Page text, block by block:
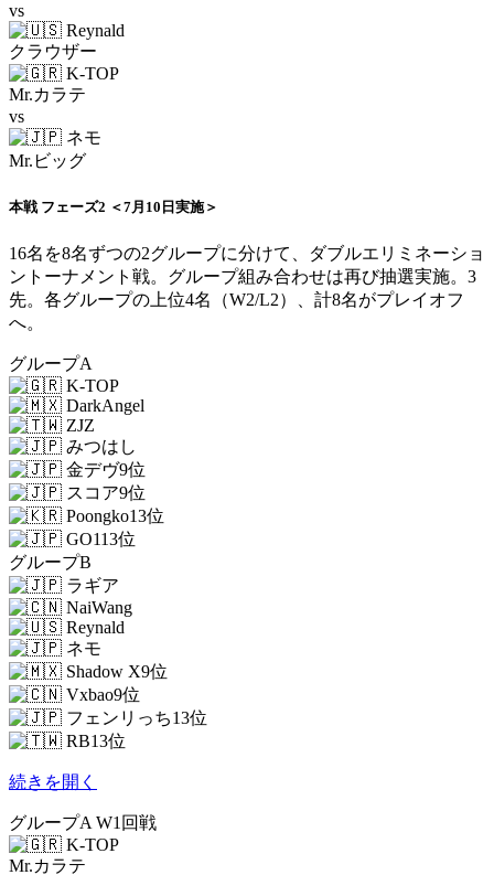
vs
Reynald
クラウザー
K-TOP
Mr.カラテ
vs
ネモ
Mr.ビッグ
本戦 フェーズ2 ＜7月10日実施＞
16名を8名ずつの2グループに分けて、ダブルエリミネーショ
ントーナメント戦。グループ組み合わせは再び抽選実施。3
先。各グループの上位4名（W2/L2）、計8名がプレイオフ
へ。
グループA
K-TOP
DarkAngel
ZJZ
みつはし
金デヴ9位
スコア9位
Poongko13位
GO113位
グループB
ラギア
NaiWang
Reynald
ネモ
Shadow X9位
Vxbao9位
フェンリっち13位
RB13位
続きを開く
グループA W1回戦
K-TOP
Mr.カラテ